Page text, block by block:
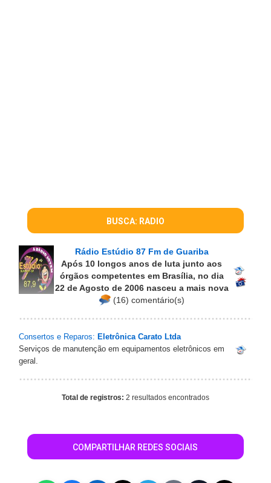
BUSCA: RADIO
Rádio Estúdio 87 Fm de Guariba
Após 10 longos anos de luta junto aos
órgãos competentes em Brasília, no dia
22 de Agosto de 2006 nasceu a mais nova
(16) comentário(s)
Consertos e Reparos: Eletrônica Carato Ltda
Serviços de manutenção em equipamentos eletrônicos em
geral.
Total de registros: 2 resultados encontrados
COMPARTILHAR REDES SOCIAIS